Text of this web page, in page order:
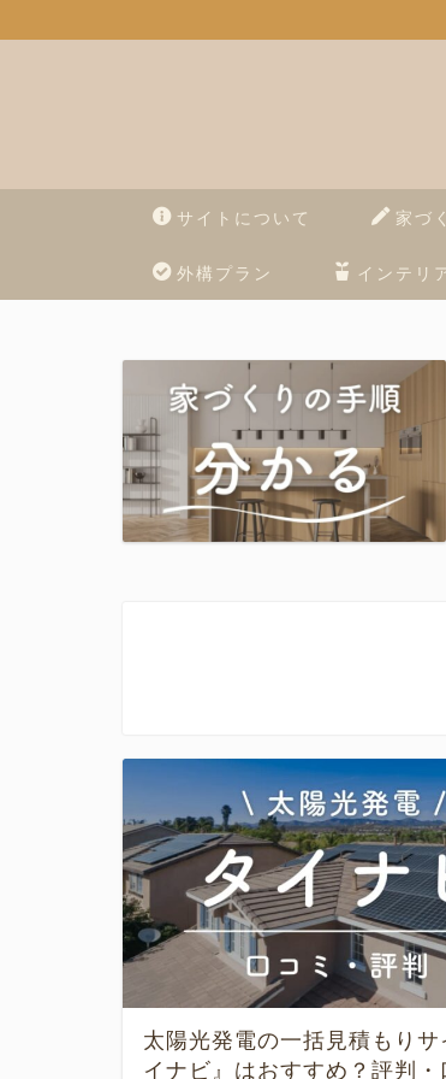
サイトについて 家づ
外構プラン インテリ
太陽光発電の一括見積もりサ
イナビ』はおすすめ？評判・